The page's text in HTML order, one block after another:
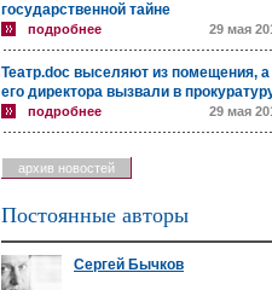
государственной тайне
подробнее 29 мая
Театр.doc выселяют из помещения, а
его директора вызвали в
подробнее 29 мая
архив новостей
Постоянные авторы
Сергей Бычков